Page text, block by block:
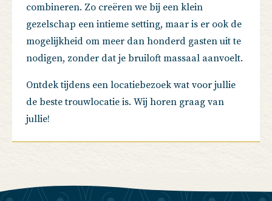
combineren. Zo creëren we bij een klein
gezelschap een intieme setting, maar is er ook de
mogelijkheid om meer dan honderd gasten uit te
nodigen, zonder dat je bruiloft massaal aanvoelt.
Ontdek tijdens een locatiebezoek wat voor jullie
de beste trouwlocatie is. Wij horen graag van
jullie!